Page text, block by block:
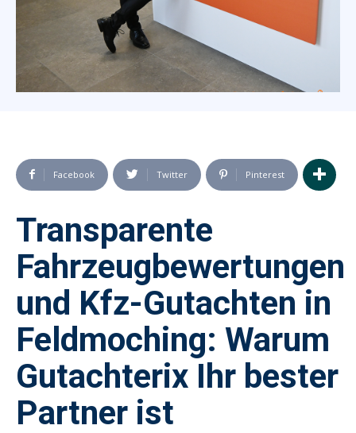
Facebook Twitter Pinterest
Transparente
Fahrzeugbewertungen
und Kfz-Gutachten in
Feldmoching: Warum
Gutachterix Ihr bester
Partner ist